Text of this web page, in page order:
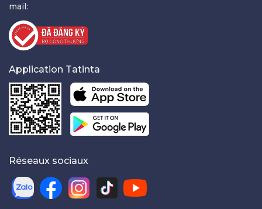
mail:
Application Tatinta
Réseaux sociaux